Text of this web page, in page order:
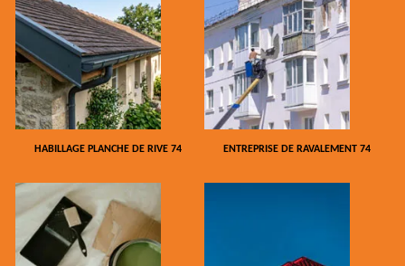
HABILLAGE PLANCHE DE RIVE 74 ENTREPRISE DE RAVALEMENT 74